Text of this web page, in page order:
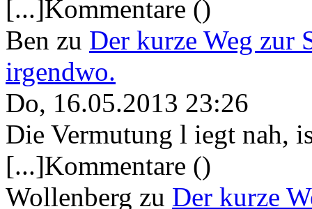
[...]Kommentare ()
Ben zu Der kurze Weg zur
irgendwo.
Do, 16.05.2013 23:26
Die Vermutung l iegt nah,
[...]Kommentare ()
Wollenberg zu Der kurze